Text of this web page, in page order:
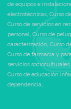
de equipos e
electrotécnicas, Curso
Curso de servicios en
personal, Curso de
caracterización, Curso
Curso de farmacia y
servicios
Curso de educación
dependencia,